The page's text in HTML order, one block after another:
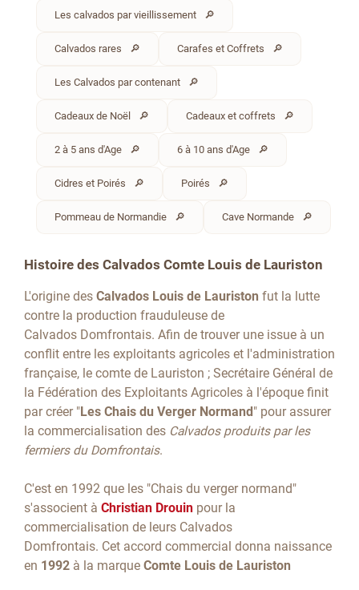
Les calvados par vieillissement
Calvados rares Carafes et Coffrets
Les Calvados par contenant
Cadeaux de Noël Cadeaux et coffrets
2 à 5 ans d'Age 6 à 10 ans d'Age
Cidres et Poirés Poirés
Pommeau de Normandie Cave Normande
Histoire des Calvados Comte Louis de Lauriston
L'origine des Calvados Louis de Lauriston fut la lutte
contre la production frauduleuse de
Calvados Domfrontais. Afin de trouver une issue à un
conflit entre les exploitants agricoles et l'administration
française, le comte de Lauriston ; Secrétaire Général de
la Fédération des Exploitants Agricoles à l'époque finit
par créer "Les Chais du Verger Normand " pour assurer
la commercialisation des Calvados produits par les
fermiers du Domfrontais.
C'est en 1992 que les "Chais du verger normand"
s'associent à Christian Drouin pour la
commercialisation de leurs Calvados
Domfrontais. Cet accord commercial donna naissance
en 1992 à la marque Comte Louis de Lauriston